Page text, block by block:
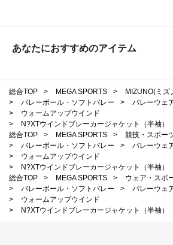
あなたにおすすめのアイテム
総合TOP > MEGA SPORTS >
MIZUNO(ミズ
>
バレーボール・ソフトバレー >
バレーウェ
>
ウォームアップウインド
>
N?XTウインドブレーカージャケット（半袖）
総合TOP
> MEGA SPORTS >
競技・スポー
>
バレーボール・ソフトバレー >
バレーウェ
>
ウォームアップウインド
>
N?XTウインドブレーカージャケット（半袖）
総合TOP
> MEGA SPORTS >
ウェア・スポ
>
バレーボール・ソフトバレー >
バレーウェ
>
ウォームアップウインド
>
N?XTウインドブレーカージャケット（半袖）